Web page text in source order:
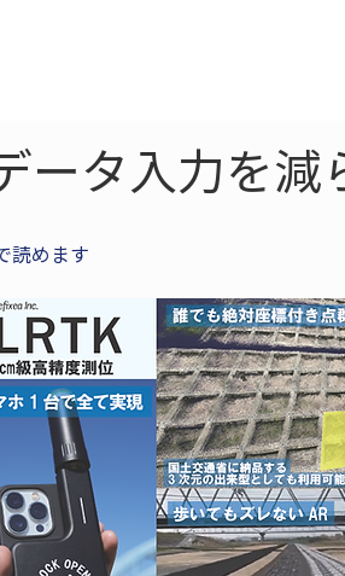
ータ入力を減
読めます